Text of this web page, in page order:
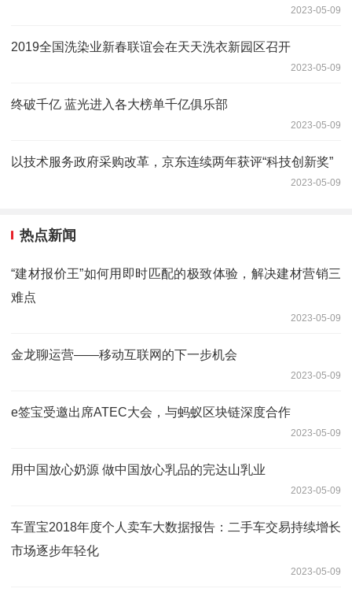
2023-05-09
2019全国洗染业新春联谊会在天天洗衣新园区召开
2023-05-09
终破千亿 蓝光进入各大榜单千亿俱乐部
2023-05-09
以技术服务政府采购改革，京东连续两年获评“科技创新奖”
2023-05-09
热点新闻
“建材报价王”如何用即时匹配的极致体验，解决建材营销三
难点
2023-05-09
金龙聊运营——移动互联网的下一步机会
2023-05-09
e签宝受邀出席ATEC大会，与蚂蚁区块链深度合作
2023-05-09
用中国放心奶源 做中国放心乳品的完达山乳业
2023-05-09
车置宝2018年度个人卖车大数据报告：二手车交易持续增长
市场逐步年轻化
2023-05-09